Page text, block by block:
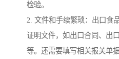
检验。
2. 文件和手续繁琐：出口食
证明文件，如出口合同、出
等。还需要填写相关报关单